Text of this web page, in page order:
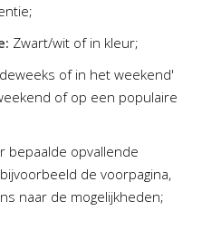
Zwart/wit of in kleur;
of in het weekend'
of op een populaire
bepaalde opvallende
de voorpagina,
naar de mogelijkheden;